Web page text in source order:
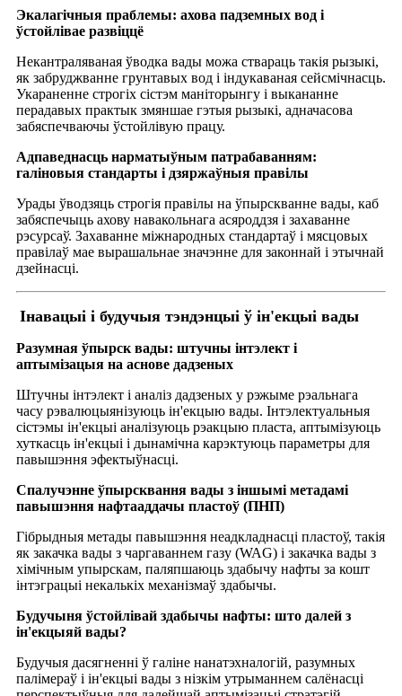
Экалагічныя праблемы: ахова падземных вод і
ўстойлівае развіццё
Некантраляваная ўводка вады можа ствараць такія рызыкі,
як забруджванне грунтавых вод і індукаваная сейсмічнасць.
Укараненне строгіх сістэм маніторынгу і выкананне
перадавых практык змяншае гэтыя рызыкі, адначасова
забяспечваючы ўстойлівую працу.
Адпаведнасць нарматыўным патрабаванням:
галіновыя стандарты і дзяржаўныя правілы
Урады ўводзяць строгія правілы на ўпырскванне вады, каб
забяспечыць ахову навакольнага асяроддзя і захаванне
рэсурсаў. Захаванне міжнародных стандартаў і мясцовых
правілаў мае вырашальнае значэнне для законнай і этычнай
дзейнасці.
Інавацыі і будучыя тэндэнцыі ў ін'екцыі вады
Разумная ўпырск вады: штучны інтэлект і
аптымізацыя на аснове дадзеных
Штучны інтэлект і аналіз дадзеных у рэжыме рэальнага
часу рэвалюцыянізуюць ін'екцыю вады. Інтэлектуальныя
сістэмы ін'екцыі аналізуюць рэакцыю пласта, аптымізуюць
хуткасць ін'екцыі і дынамічна карэктуюць параметры для
павышэння эфектыўнасці.
Спалучэнне ўпырсквання вады з іншымі метадамі
павышэння нафтааддачы пластоў (ПНП)
Гібрыдныя метады павышэння неадкладнасці пластоў, такія
як закачка вады з чаргаваннем газу (WAG) і закачка вады з
хімічным упырскам, паляпшаюць здабычу нафты за кошт
інтэграцыі некалькіх механізмаў здабычы.
Будучыня ўстойлівай здабычы нафты: што далей з
ін'екцыяй вады?
Будучыя дасягненні ў галіне нанатэхналогій, разумных
палімераў і ін'екцыі вады з нізкім утрыманнем салёнасці